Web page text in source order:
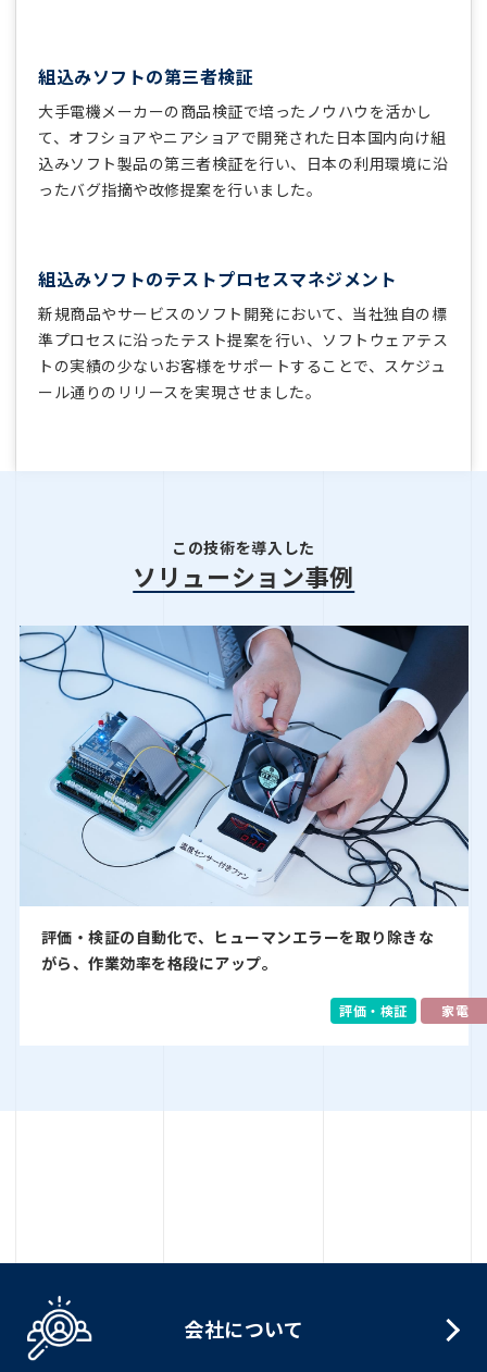
組込みソフトの第三者検証
大手電機メーカーの商品検証で培ったノウハウを活かし
て、オフショアやニアショアで開発された日本国内向け組
込みソフト製品の第三者検証を行い、日本の利用環境に沿
ったバグ指摘や改修提案を行いました。
組込みソフトのテストプロセスマネジメント
新規商品やサービスのソフト開発において、当社独自の標
準プロセスに沿ったテスト提案を行い、ソフトウェアテス
トの実績の少ないお客様をサポートすることで、スケジュ
ール通りのリリースを実現させました。
この技術を導入した
ソリューション事例
評価・検証の自動化で、ヒューマンエラーを取り除きな
がら、作業効率を格段にアップ。
評価・検証 家電
会社について